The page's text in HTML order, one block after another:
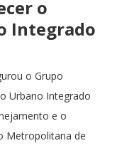
o
Integrado
o Grupo
Urbano Integrado
e o
Metropolitana de